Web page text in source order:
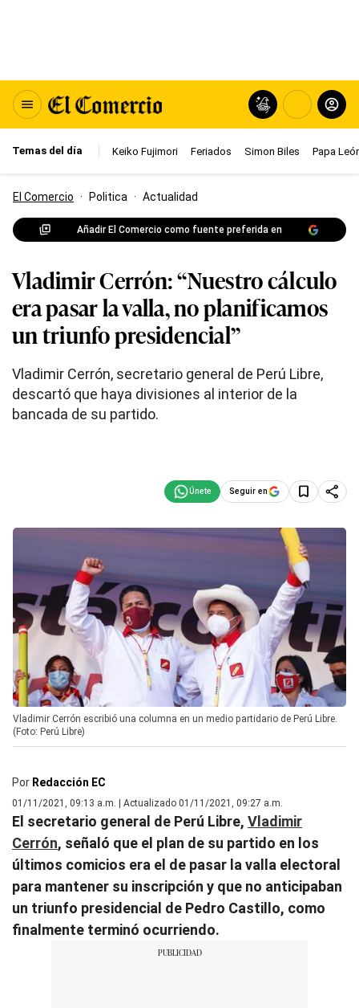
Temas del día Keiko Fujimori Feriados Simon Biles Papa
El Comercio · Politica · Actualidad
Añadir El Comercio como fuente preferida en
Vladimir Cerrón: “Nuestro cálculo
era pasar la valla, no planificamos
un triunfo presidencial”
Vladimir Cerrón, secretario general de Perú Libre,
descartó que haya divisiones al interior de la
bancada de su partido.
Seguir en
Vladimir Cerrón escribió una columna en un medio partidario de Perú Libre.
(Foto: Perú Libre)
Por Redacción EC
01/11/2021, 09:13 a.m. | Actualizado 01/11/2021, 09:27 a.m.
El secretario general de Perú Libre, Vladimir
Cerrón, señaló que el plan de su partido en los
últimos comicios era el de pasar la valla electoral
para mantener su inscripción y que no anticipaban
un triunfo presidencial de Pedro Castillo, como
finalmente terminó ocurriendo.